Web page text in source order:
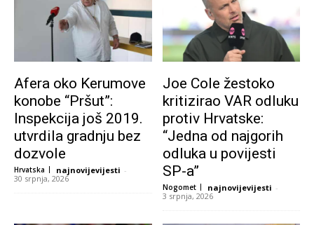
Afera oko Kerumove
konobe “Pršut”:
Inspekcija još 2019.
utvrdila gradnju bez
dozvole
Hrvatska najnovijevijesti -
30 srpnja, 2026
Joe Cole žestoko
kritizirao VAR odluku
protiv Hrvatske:
“Jedna od najgorih
odluka u povijesti
SP-a”
Nogomet najnovijevijesti -
3 srpnja, 2026